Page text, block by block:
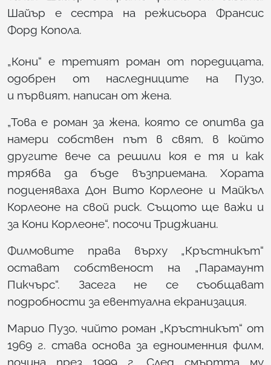
Шайър е сестра на режисьора Франсис
Форд Копола.
„Кони“ е третият роман от поредицата,
одобрен от наследниците на Пузо,
и първият, написан от жена.
„Това е роман за жена, която се опитва да
намери собствен път в свят, в който
другите вече са решили коя е тя и как
трябва да бъде възприемана. Хората
подценяваха Дон Вито Корлеоне и Майкъл
Корлеоне на свой риск. Същото ще важи и
за Кони Корлеоне“, посочи Триджиани.
Филмовите права върху „Кръстникът“
остават собственост на „Парамаунт
Пикчърс“. Засега не се съобщават
подробности за евентуална екранизация.
Марио Пузо, чийто роман „Кръстникът“ от
1969 г. става основа за едноименния филм,
почина през 1999 г. След смъртта му